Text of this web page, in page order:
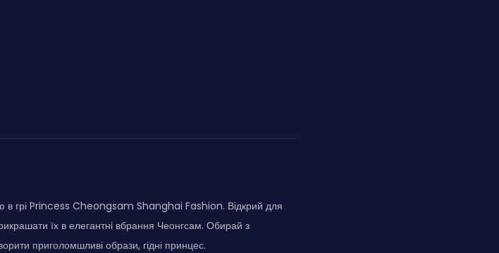
в грі Princess Cheongsam Shanghai Fashion. Відкрий для
їх в елегантні вбрання Чеонгсам. Обирай з
приголомшливі образи, гідні принцес.